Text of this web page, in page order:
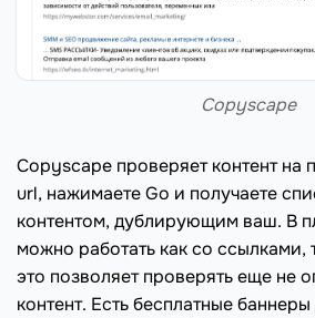
Copyscape
Copyscape проверяет контент на
url, нажимаете Go и получаете
контентом, дублирующим ваш. В
можно работать как со ссылками,
это позволяет проверять еще не
контент. Есть бесплатные